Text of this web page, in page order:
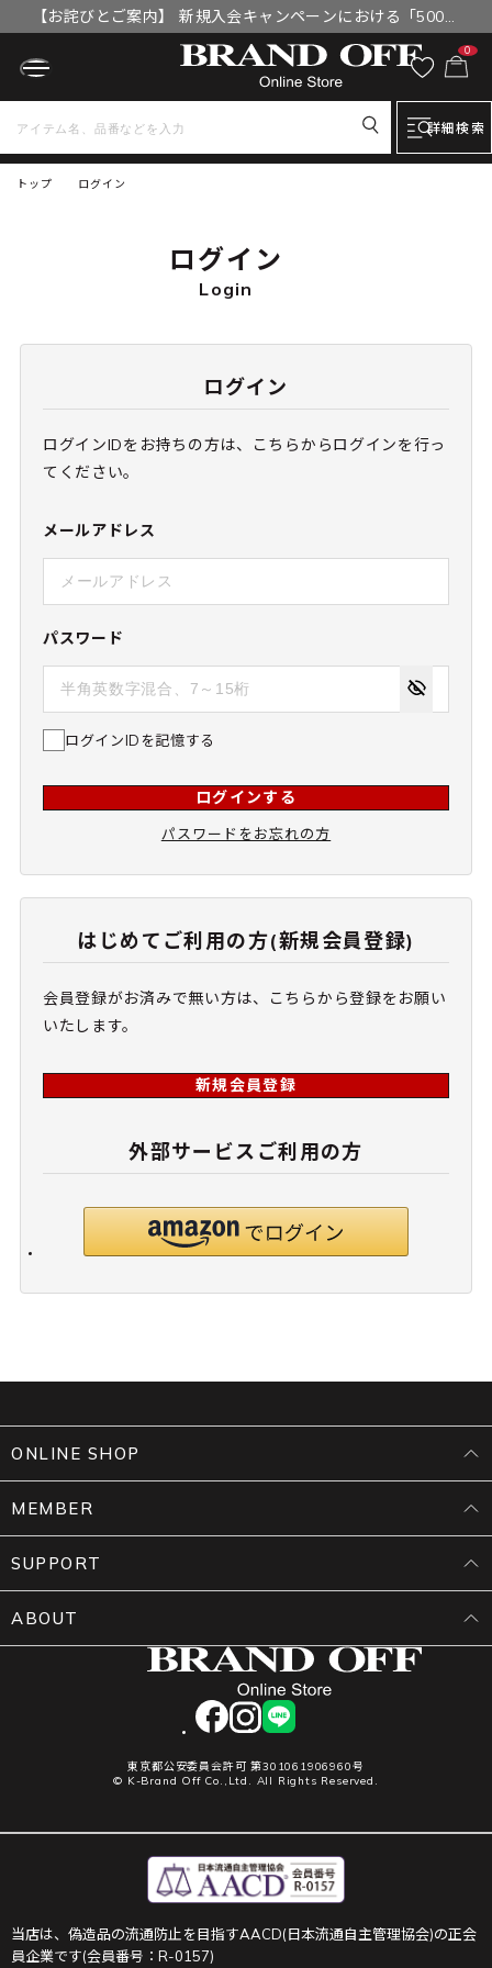
【お詫びとご案内】 新規入会キャンペーンにおける「500円
OFFクーポン」付与漏れと補填について
0
詳細検索
トップ ログイン
ログイン
Login
ログイン
ログインIDをお持ちの方は、こちらからログインを行っ
てください。
メールアドレス
パスワード
ログインIDを記憶する
ログインする
パスワードをお忘れの方
はじめてご利用の方(新規会員登録)
会員登録がお済みで無い方は、こちらから登録をお願い
いたします。
新規会員登録
外部サービスご利用の方
facebookinstagram
LINE
東京都公安委員会許可 第301061906960号
© K-Brand Off Co.,Ltd. All Rights Reserved.
ONLINE SHOP
MEMBER
SUPPORT
ABOUT
当店は、偽造品の流通防止を目指すAACD(日本流通自主管理協会)の正会
員企業です(会員番号：R-0157)